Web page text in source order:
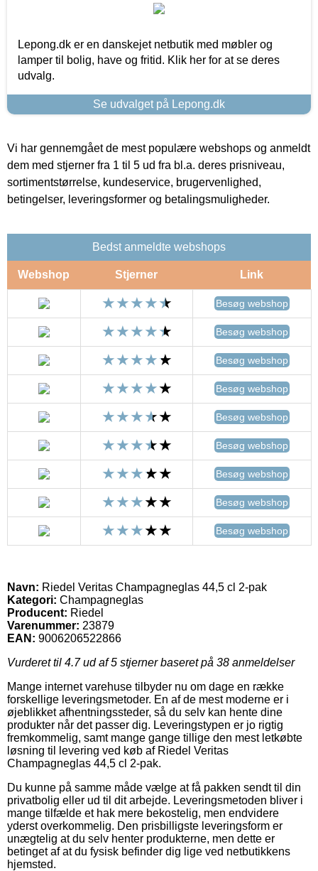
Lepong.dk er en danskejet netbutik med møbler og
lamper til bolig, have og fritid. Klik her for at se deres
udvalg.
Se udvalget på Lepong.dk
Vi har gennemgået de mest populære webshops og anmeldt
dem med stjerner fra 1 til 5 ud fra bl.a. deres prisniveau,
sortimentstørrelse, kundeservice, brugervenlighed,
betingelser, leveringsformer og betalingsmuligheder.
Bedst anmeldte webshops
Webshop Stjerner Link
Besøg webshop
Besøg webshop
Besøg webshop
Besøg webshop
Besøg webshop
Besøg webshop
Besøg webshop
Besøg webshop
Besøg webshop
Navn: Riedel Veritas Champagneglas 44,5 cl 2-pak
Kategori: Champagneglas
Producent: Riedel
Varenummer: 23879
EAN: 9006206522866
Vurderet til 4.7ud af 5 stjerner baseret på 38 anmeldelser
Mange internet varehuse tilbyder nu om dage en række
forskellige leveringsmetoder. En af de mest moderne er i
øjeblikket afhentningssteder, så du selv kan hente dine
produkter når det passer dig. Leveringstypen er jo rigtig
fremkommelig, samt mange gange tillige den mest letkøbte
løsning til levering ved køb af Riedel Veritas
Champagneglas 44,5 cl 2-pak.
Du kunne på samme måde vælge at få pakken sendt til din
privatbolig eller ud til dit arbejde. Leveringsmetoden bliver i
mange tilfælde et hak mere bekostelig, men endvidere
yderst overkommelig. Den prisbilligste leveringsform er
unægtelig at du selv henter produkterne, men dette er
betinget af at du fysisk befinder dig lige ved netbutikkens
hjemsted.